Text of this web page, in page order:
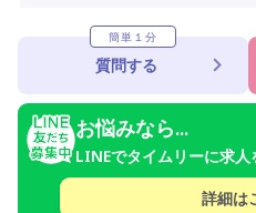
簡単１分
質問する
お悩みなら...
LINEでタイムリーに求人
詳細は